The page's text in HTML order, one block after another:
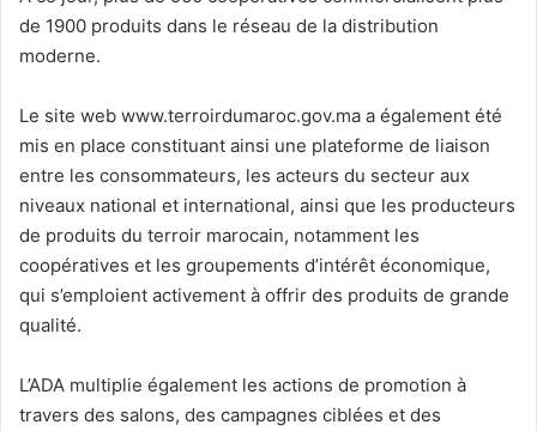
de 1900 produits dans le réseau de la distribution
moderne.
Le site web www.terroirdumaroc.gov.ma a également été
mis en place constituant ainsi une plateforme de liaison
entre les consommateurs, les acteurs du secteur aux
niveaux national et international, ainsi que les producteurs
de produits du terroir marocain, notamment les
coopératives et les groupements d’intérêt économique,
qui s’emploient activement à offrir des produits de grande
qualité.
L’ADA multiplie également les actions de promotion à
travers des salons, des campagnes ciblées et des